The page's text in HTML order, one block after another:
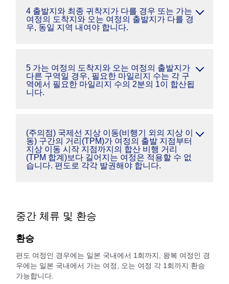
4 출발지와 최종 귀착지가 다를 경우 또는 가는
여정의 도착지와 오는 여정의 출발지가 다를 경
우, 동일 지역 내여야 합니다.
5 가는 여정의 도착지와 오는 여정의 출발지가
다른 구역일 경우, 필요한 마일리지 수는 각 구
역에서 필요한 마일리지 수의 2분의 1이 합산됩
니다.
(주의점) 국제선 지상 이동(비행기 외의 지상 이
동) 구간의 거리(TPM)가 여정의 출발 지점부터
지상 이동 시작 지점까지의 합산 비행 거리
(TPM 합계)보다 길어지는 여정은 적용할 수 없
습니다. 편도로 각각 발권해야 합니다.
중간 체류 및 환승
환승
편도 여정인 경우에는 일본 국내에서 1회까지, 왕복 여정인 경
우에는 일본 국내에서 가는 여정, 오는 여정 각 1회까지 환승
가능합니다.